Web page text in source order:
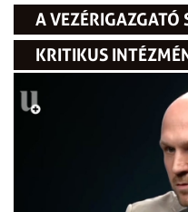
A VEZÉRIGAZGATÓ
KRITIKUS